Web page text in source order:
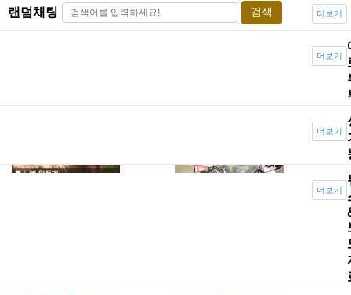
랜덤채팅 검색 더보기
즉석카메라
와 포토프
[배틀그라
더보기
더보기
더보기